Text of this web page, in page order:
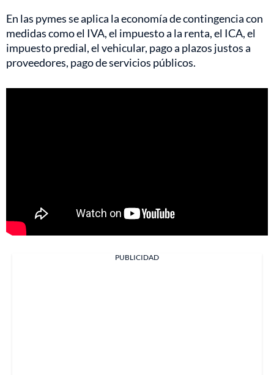
En las pymes se aplica la economía de contingencia con
medidas como el IVA, el impuesto a la renta, el ICA, el
impuesto predial, el vehicular, pago a plazos justos a
proveedores, pago de servicios públicos.
PUBLICIDAD